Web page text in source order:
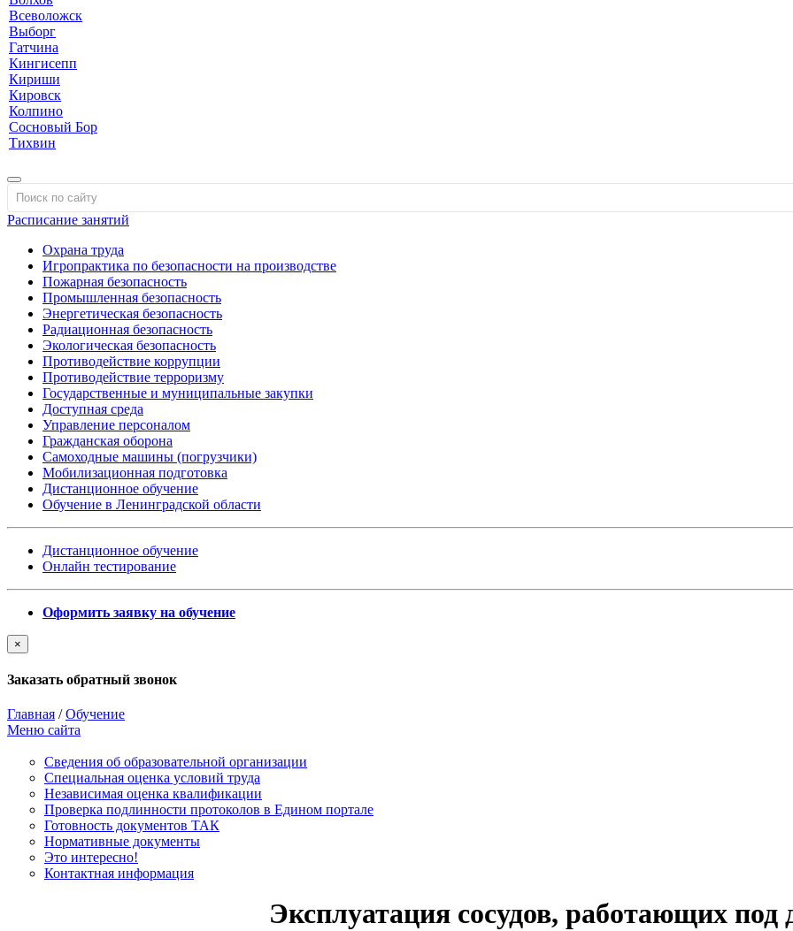
Всеволожск
Выборг
Гатчина
Кингисепп
Кириши
Кировск
Колпино
Сосновый Бор
Тихвин
Расписание занятий
Охрана труда
Игропрактика по безопасности на производстве
Пожарная безопасность
Промышленная безопасность
Энергетическая безопасность
Радиационная безопасность
Экологическая безопасность
Противодействие коррупции
Противодействие терроризму
Государственные и муниципальные закупки
Доступная среда
Управление персоналом
Гражданская оборона
Самоходные машины (погрузчики)
Мобилизационная подготовка
Дистанционное обучение
Обучение в Ленинградской области
Дистанционное обучение
Онлайн тестирование
Оформить заявку на обучение
×
Заказать обратный звонок
Главная /Обучение
Меню сайта
Сведения об образовательной организации
Cпециальная оценка условий труда
Независимая оценка квалификации
Проверка подлинности протоколов в Едином портале
Готовность документов ТАК
Нормативные документы
Это интересно!
Контактная информация
Эксплуатация сосудов, работающих под